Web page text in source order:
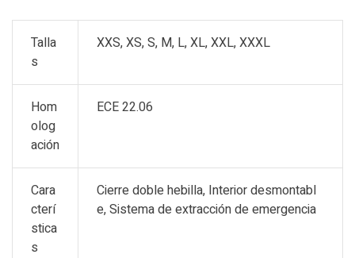
Talla
s
XXS, XS, S, M, L, XL, XXL, XXXL
Hom
olog
ación
ECE 22.06
Cara
cterí
stica
s
Cierre doble hebilla, Interior desmontabl
e, Sistema de extracción de emergencia